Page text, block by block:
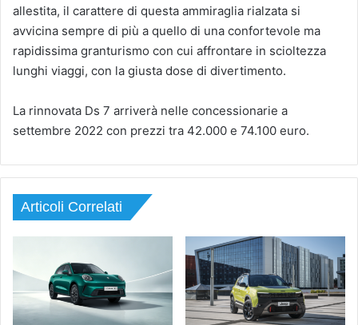
allestita, il carattere di questa ammiraglia rialzata si
avvicina sempre di più a quello di una confortevole ma
rapidissima granturismo con cui affrontare in scioltezza
lunghi viaggi, con la giusta dose di divertimento.
La rinnovata Ds 7 arriverà nelle concessionarie a
settembre 2022 con prezzi tra 42.000 e 74.100 euro.
Articoli Correlati